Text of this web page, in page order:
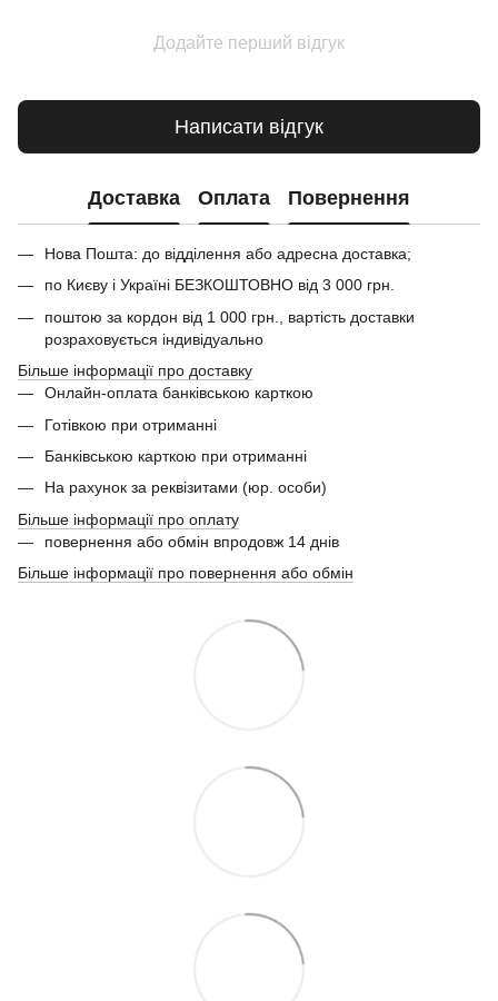
Додайте перший відгук
Написати відгук
Доставка Оплата Повернення
Нова Пошта: до відділення або адресна доставка;
по Києву і Україні БЕЗКОШТОВНО від 3 000 грн.
поштою за кордон від 1 000 грн., вартість доставки
розраховується індивідуально
Більше інформації про доставку
Онлайн-оплата банківською карткою
Готівкою при отриманні
Банківською карткою при отриманні
На рахунок за реквізитами (юр. особи)
Більше інформації про оплату
повернення або обмін впродовж 14 днів
Більше інформації про повернення або обмін